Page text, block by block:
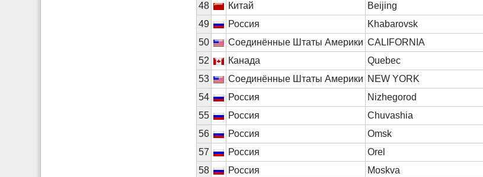
48
Китай Beijing
49
Россия Khabarovsk
50
Соединённые Штаты Америки CALIFORNIA
52
Канада Quebec
53
Соединённые Штаты Америки NEW YORK
54
Россия Nizhegorod
55
Россия Chuvashia
56
Россия Omsk
57
Россия Orel
58
Россия Moskva